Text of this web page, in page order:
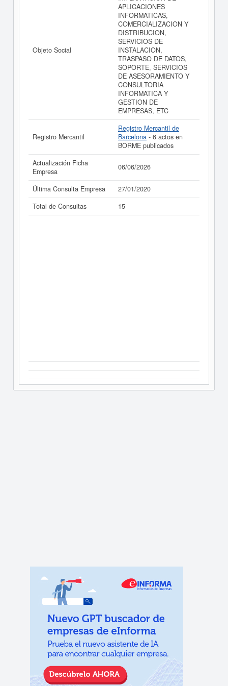
Objeto Social
APLICACIONES
INFORMATICAS,
COMERCIALIZACION Y
DISTRIBUCION,
SERVICIOS DE
INSTALACION,
TRASPASO DE DATOS,
SOPORTE, SERVICIOS
DE ASESORAMIENTO Y
CONSULTORIA
INFORMATICA Y
GESTION DE
EMPRESAS, ETC
Registro Mercantil
Registro Mercantil de
Barcelona - 6 actos en
BORME publicados
Actualización Ficha
Empresa
06/06/2026
Última Consulta Empresa
27/01/2020
Total de Consultas
15